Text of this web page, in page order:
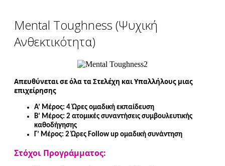
Mental Toughness (Ψυχική
Ανθεκτικότητα)
Απευθύνεται σε όλα τα Στελέχη και Υπαλλήλους μιας
επιχείρησης
Α’ Μέρος: 4 Ώρες ομαδική εκπαίδευση
Β’ Μέρος: 2 ατομικές συναντήσεις συμβουλευτικής
καθοδήγησης
Γ’ Μέρος: 2 Ώρες Follow up ομαδική συνάντηση
Στόχοι Προγράμματος: